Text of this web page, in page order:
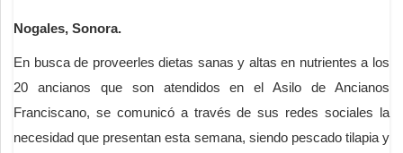
Nogales, Sonora.
En busca de proveerles dietas sanas y altas en nutrientes a los
20 ancianos que son atendidos en el Asilo de Ancianos
Franciscano, se comunicó a través de sus redes sociales la
necesidad que presentan esta semana, siendo pescado tilapia y